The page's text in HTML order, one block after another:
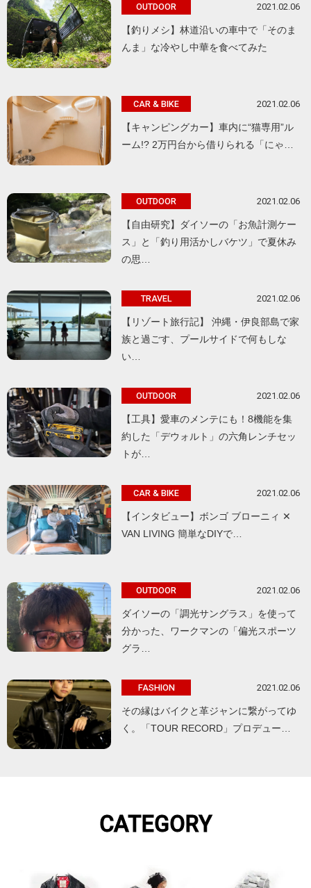
OUTDOOR 2021.02.06
【釣りメシ】林道沿いの車中で「そのま
んま」な冷やし中華を食べてみた
CAR & BIKE 2021.02.06
【キャンピングカー】車内に“猫専用”ル
ーム!? 2万円台から借りられる「にゃ…
OUTDOOR 2021.02.06
【自由研究】ダイソーの「お魚計測ケー
ス」と「釣り用活かしバケツ」で夏休み
の思…
TRAVEL 2021.02.06
【リゾート旅行記】 沖縄・伊良部島で家
族と過ごす、プールサイドで何もしな
い…
OUTDOOR 2021.02.06
【工具】愛車のメンテにも！8機能を集
約した「デウォルト」の六角レンチセッ
トが…
CAR & BIKE 2021.02.06
【インタビュー】ボンゴ ブローニィ ✕
VAN LIVING 簡単なDIYで…
OUTDOOR 2021.02.06
ダイソーの「調光サングラス」を使って
分かった、ワークマンの「偏光スポーツ
グラ…
FASHION 2021.02.06
その縁はバイクと革ジャンに繋がってゆ
く。「TOUR RECORD」プロデュー…
CATEGORY